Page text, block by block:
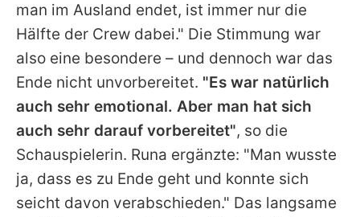
man im Ausland endet, ist immer nur die
Hälfte der Crew dabei." Die Stimmung war
also eine besondere – und dennoch war das
Ende nicht unvorbereitet. "Es war natürlich
auch sehr emotional. Aber man hat sich
auch sehr darauf vorbereitet", so die
Schauspielerin. Runa ergänzte: "Man wusste
ja, dass es zu Ende geht und konnte sich
seicht davon verabschieden." Das langsame